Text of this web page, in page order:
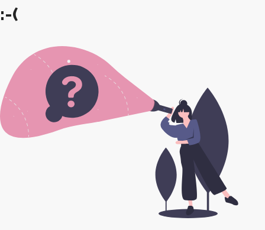
:-(